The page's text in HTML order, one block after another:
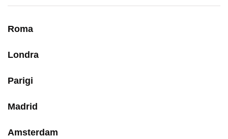
Roma
Londra
Parigi
Madrid
Amsterdam